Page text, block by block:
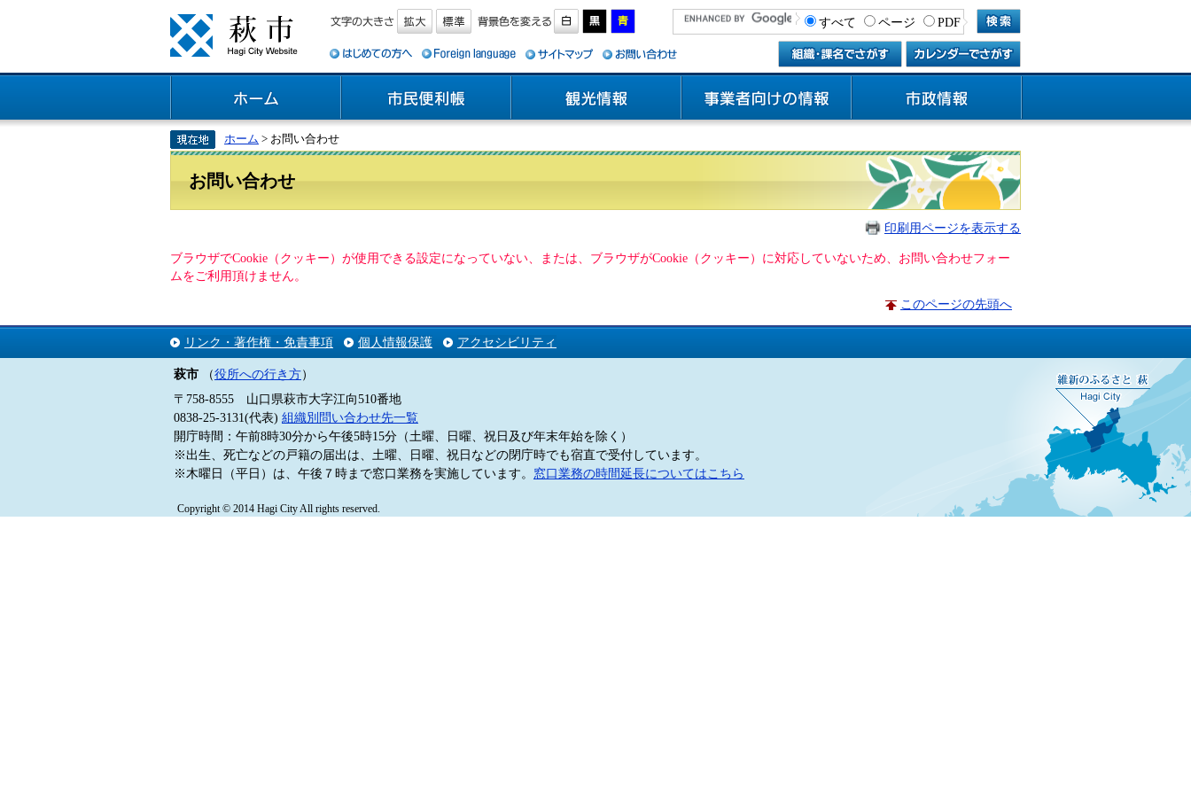
すべて ページ PDF
ホーム > お問い合わせ
お問い合わせ
印刷用ページを表示する
ブラウザでCookie（クッキー）が使用できる設定になっていない、または、ブラウザがCookie（クッキー）に対応していないため、お問い合わせフォー
ムをご利用頂けません。
このページの先頭へ
リンク・著作権・免責事項 個人情報保護 アクセシビリティ
萩市 （役所への行き方）
〒758-8555 山口県萩市大字江向510番地
0838-25-3131(代表) 組織別問い合わせ先一覧
開庁時間：午前8時30分から午後5時15分（土曜、日曜、祝日及び年末年始を除く）
※出生、死亡などの戸籍の届出は、土曜、日曜、祝日などの閉庁時でも宿直で受付しています。
※木曜日（平日）は、午後７時まで窓口業務を実施しています。 窓口業務の時間延長についてはこちら
Copyright © 2014 Hagi City All rights reserved.